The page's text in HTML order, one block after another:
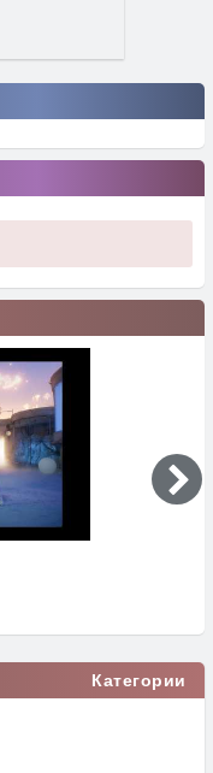
Категории